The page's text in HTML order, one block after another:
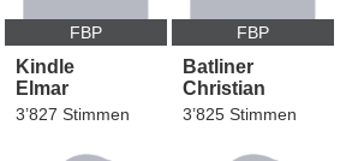
FBP
Kindle
Elmar
3’827 Stimmen
FBP
Batliner
Christian
3’825 Stimmen